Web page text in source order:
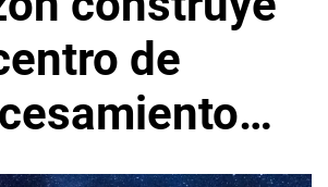
de
en Estados